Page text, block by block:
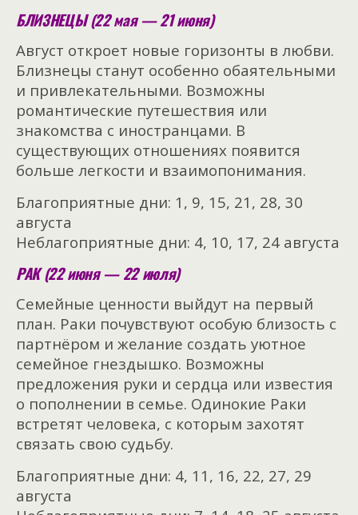
БЛИЗНЕЦЫ (22 мая — 21 июня)
Август откроет новые горизонты в любви.
Близнецы станут особенно обаятельными
и привлекательными. Возможны
романтические путешествия или
знакомства с иностранцами. В
существующих отношениях появится
больше легкости и взаимопонимания.
Благоприятные дни: 1, 9, 15, 21, 28, 30
августа
Неблагоприятные дни: 4, 10, 17, 24 августа
РАК (22 июня — 22 июля)
Семейные ценности выйдут на первый
план. Раки почувствуют особую близость с
партнёром и желание создать уютное
семейное гнездышко. Возможны
предложения руки и сердца или известия
о пополнении в семье. Одинокие Раки
встретят человека, с которым захотят
связать свою судьбу.
Благоприятные дни: 4, 11, 16, 22, 27, 29
августа